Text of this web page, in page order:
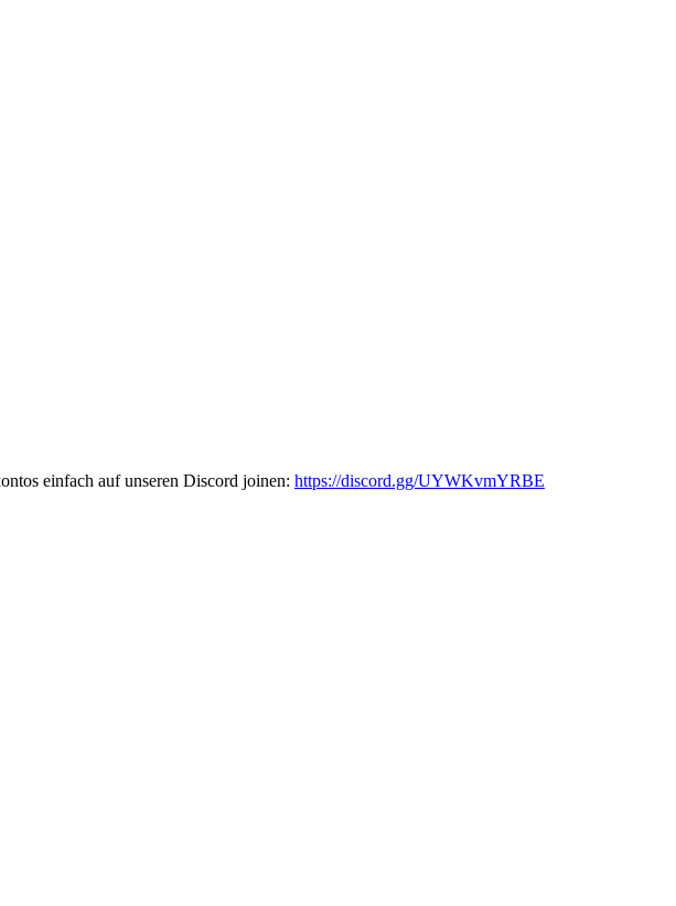
einfach auf unseren Discord joinen: https://discord.gg/UYWKvmYRBE